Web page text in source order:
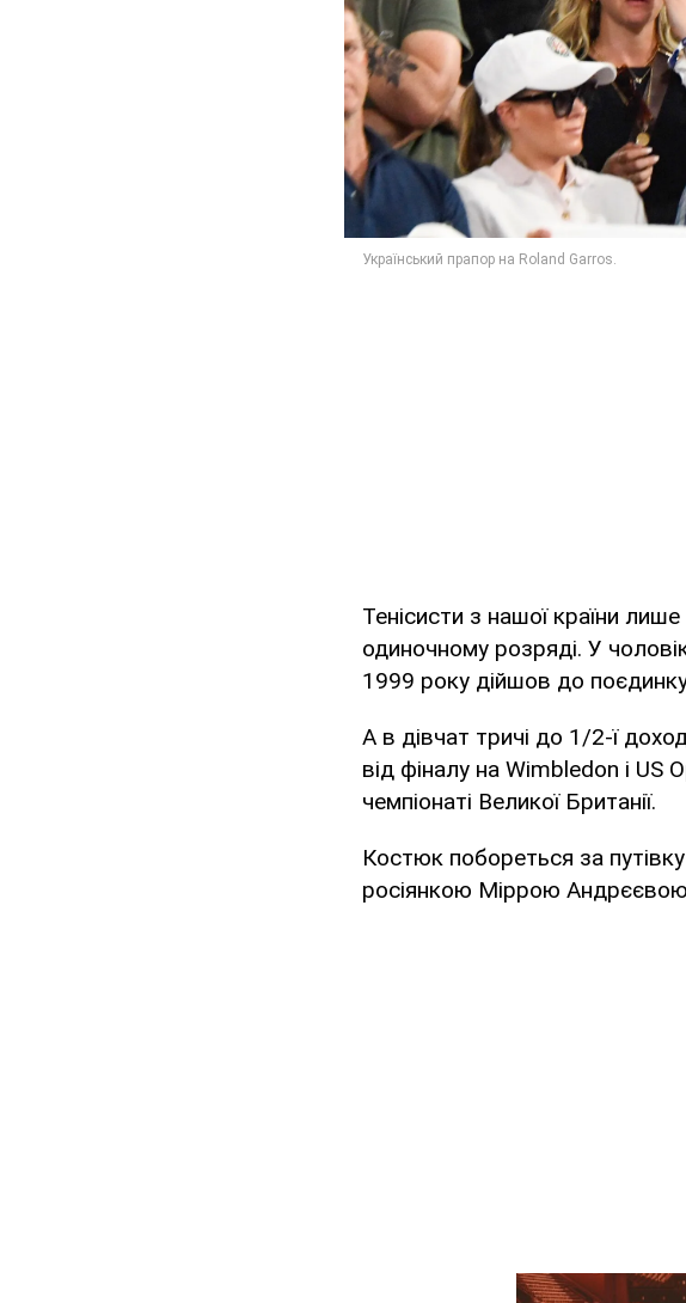
Тенісисти з нашої країни
одиночному розряді. У
1999 року дійшов до
А в дівчат тричі до 1/2-ї
від фіналу на Wimbledon і US
чемпіонаті Великої Британії.
Костюк побореться за
росіянкою Міррою